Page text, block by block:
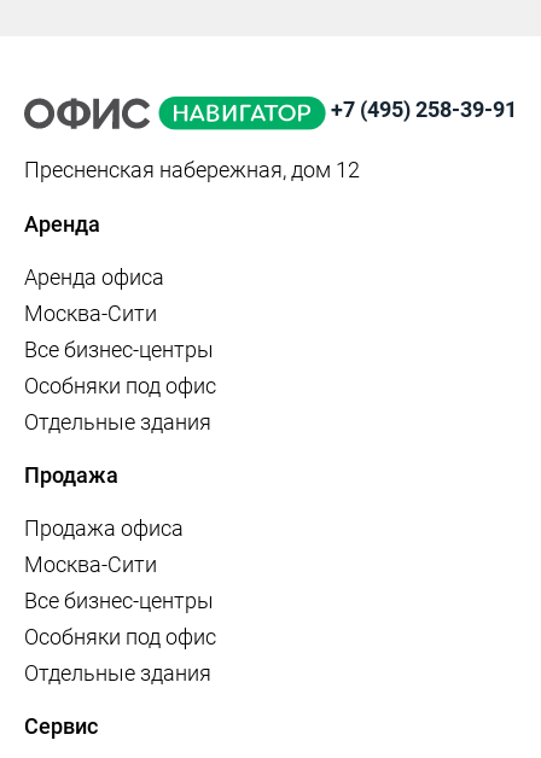
+7 (495) 258-39-91
Пресненская набережная, дом 12
Аренда
Аренда офиса
Москва-Сити
Все бизнес-центры
Особняки под офис
Отдельные здания
Продажа
Продажа офиса
Москва-Сити
Все бизнес-центры
Особняки под офис
Отдельные здания
Сервис